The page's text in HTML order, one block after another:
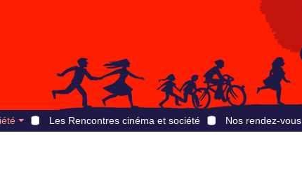
Les Rencontres cinéma et société Nos rendez-vous